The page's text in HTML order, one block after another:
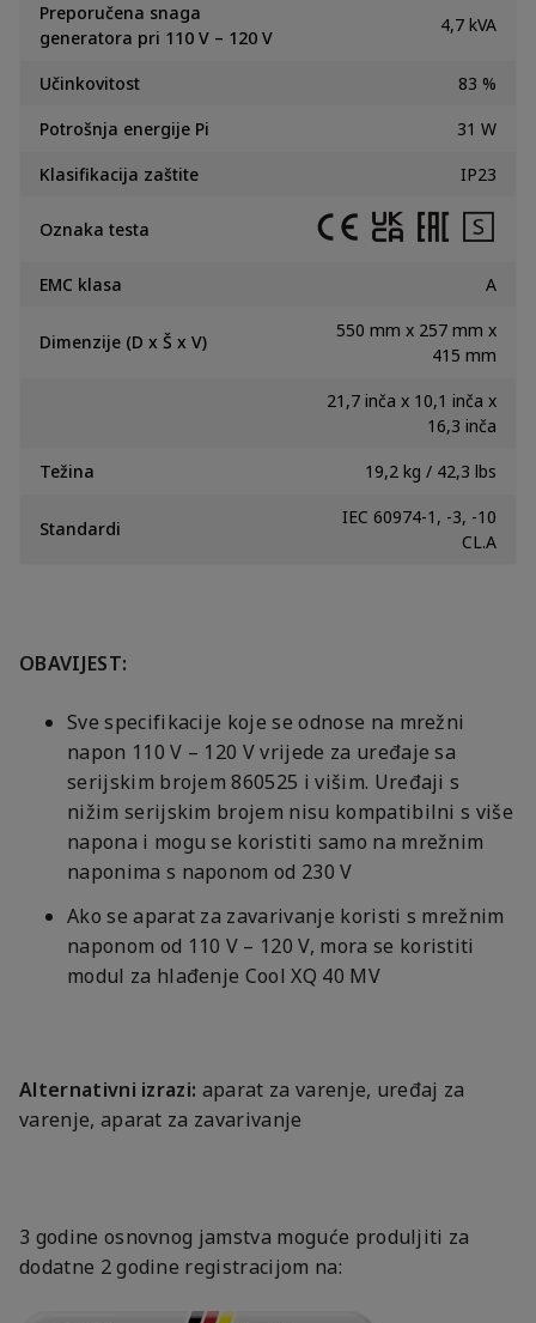
Preporučena snaga
generatora pri 110 V – 120 V
4,7 kVA
Učinkovitost 83 %
Potrošnja energije Pi
31 W
Klasifikacija zaštite
IP23
Oznaka testa
EMC klasa A
Dimenzije (D x Š x V)
550 mm x 257 mm x
415 mm
21,7 inča x 10,1 inča x
16,3 inča
Težina
19,2 kg / 42,3 lbs
Standardi
IEC 60974-1, -3, -10
CL.A
OBAVIJEST:
Sve specifikacije koje se odnose na mrežni
napon 110 V – 120 V vrijede za uređaje sa
serijskim brojem 860525 i višim. Uređaji s
nižim serijskim brojem nisu kompatibilni s više
napona i mogu se koristiti samo na mrežnim
naponima s naponom od 230 V
Ako se aparat za zavarivanje koristi s mrežnim
naponom od 110 V – 120 V, mora se koristiti
modul za hlađenje Cool XQ 40 MV
Alternativni izrazi: aparat za varenje, uređaj za
varenje, aparat za zavarivanje
3 godine osnovnog jamstva moguće produljiti za
dodatne 2 godine registracijom na: